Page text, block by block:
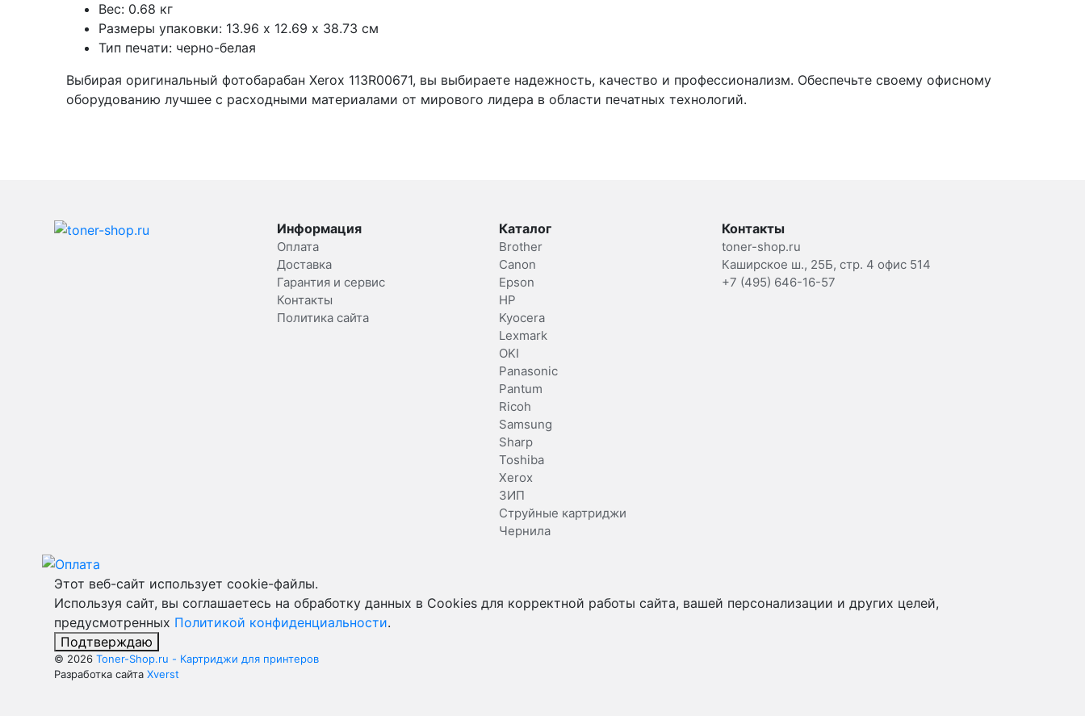
Вес: 0.68 кг
Размеры упаковки: 13.96 х 12.69 х 38.73 см
Тип печати: черно-белая
Выбирая оригинальный фотобарабан Xerox 113R00671, вы выбираете надежность, качество и профессионализм. Обеспечьте своему офисному
оборудованию лучшее с расходными материалами от мирового лидера в области печатных технологий.
Информация
Оплата
Доставка
Гарантия и сервис
Контакты
Политика сайта
Каталог
Brother
Canon
Epson
HP
Kyocera
Lexmark
OKI
Panasonic
Pantum
Ricoh
Samsung
Sharp
Toshiba
Xerox
ЗИП
Струйные картриджи
Чернила
Контакты
toner-shop.ru
Каширское ш., 25Б, стр. 4 офис 514
+7 (495) 646-16-57
Этот веб-сайт использует cookie-файлы.
Используя сайт, вы соглашаетесь на обработку данных в Cookies для корректной работы сайта, вашей персонализации и других целей,
предусмотренных Политикой конфиденциальности.
Подтверждаю
© 2026 Toner-Shop.ru - Картриджи для принтеров
Разработка сайта Xverst